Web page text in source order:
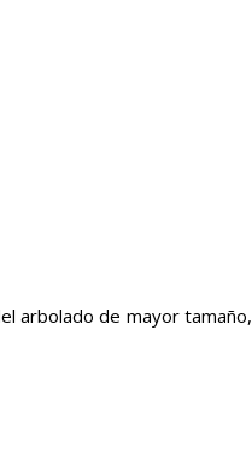
arbolado de mayor tamaño,